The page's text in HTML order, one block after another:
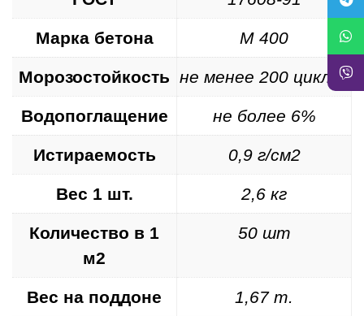
Марка бетона М 400
Морозостойкость не менее 200 циклов
Водопоглащение не более 6%
Истираемость 0,9 г/см2
Вес 1 шт. 2,6 кг
Количество в 1
м2
50 шт
Вес на поддоне 1,67 т.